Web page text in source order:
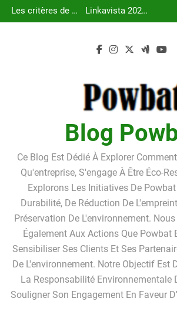
Skip
to
box de stockage ?
débiteur dans le
tarifs, avantages
box de stockage ?
pour l’achat d’un
Les critères de la
bonne foi du
Linkavista 2026 :
avis complet,
détaillés
Pourquoi louer un
Blog
Ce Blog Est Dédié À Explorer
Qu'entreprise, S'engage À Être Éco-
Explorons Les Initiatives De
Durabilité, De Réduction De
Préservation De L'environnement.
Également Aux Actions Que Powbat
Sensibiliser Ses Clients Et Ses
De L'environnement. Notre Objectif Est
La Responsabilité Environnementale
Souligner Son Engagement En Faveur